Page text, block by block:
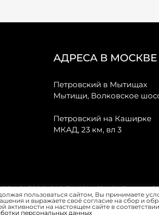
АДРЕСА В МОСКВЕ
Петровский в Мытищах
Мытищи, Волковское
Петровский на Каширке
МКАД, 23 км, вл 3
JAECOO, GAC, Forthing, Citroёn, Peugeot,
пользоваться сайтом, Вы принимаете
и выражаете своё согласие на сбор и
активности на настоящем сайте в
персональных данных